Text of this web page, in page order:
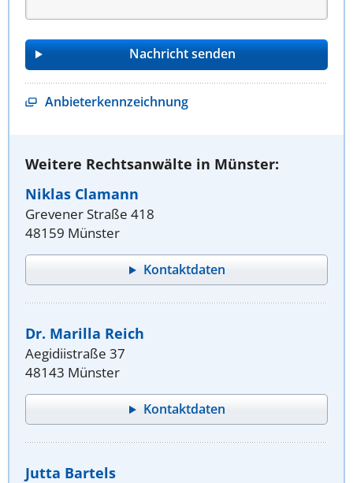
Anbieterkennzeichnung
Weitere Rechtsanwälte in Münster:
Niklas Clamann
Grevener Straße 418
48159 Münster
Kontaktdaten
Dr. Marilla Reich
Aegidiistraße 37
48143 Münster
Kontaktdaten
Jutta Bartels